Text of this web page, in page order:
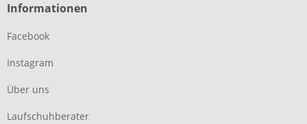
Informationen
Facebook
Instagram
Über uns
Laufschuhberater